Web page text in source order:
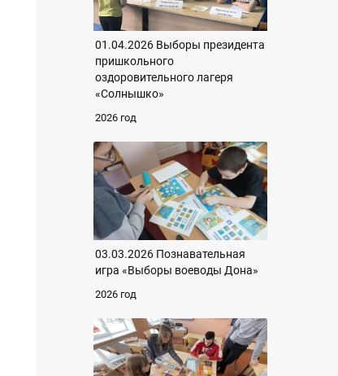
01.04.2026 Выборы президента
пришкольного
оздоровительного лагеря
«Солнышко»
2026 год
03.03.2026 Познавательная
игра «Выборы воеводы Дона»
2026 год